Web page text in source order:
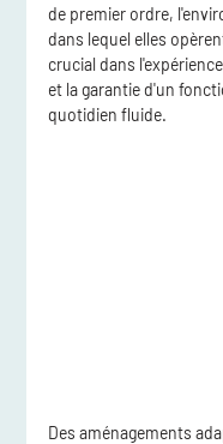
de premier ordre,
dans lequel elles
crucial dans
et la garantie d'un
quotidien fluide.
Des aménagements